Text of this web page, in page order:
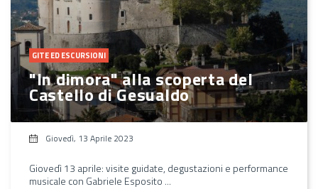
GITE ED ESCURSIONI
"In dimora" alla scoperta del
Castello di Gesualdo
Giovedì, 13 Aprile 2023
Giovedì 13 aprile: visite guidate, degustazioni e performance
musicale con Gabriele Esposito ...